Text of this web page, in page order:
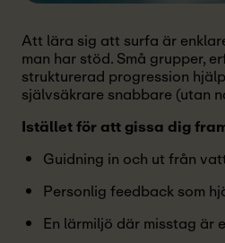
Att lära sig att surfa är
man har stöd. Små grupper,
strukturerad progression
självsäkrare snabbare (utan
Istället för att gissa dig
Guidning in och ut från
Personlig feedback som
En lärmiljö där misstag är